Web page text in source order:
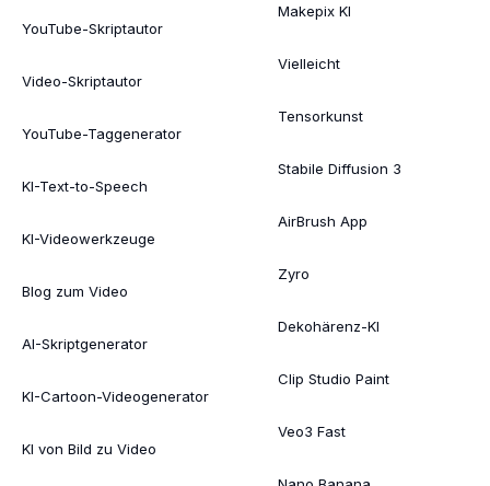
YouTube-Skriptautor
Video-Skriptautor
YouTube-Taggenerator
KI-Text-to-Speech
KI-Videowerkzeuge
Blog zum Video
AI-Skriptgenerator
KI-Cartoon-Videogenerator
KI von Bild zu Video
Makepix KI
Vielleicht
Tensorkunst
Stabile Diffusion 3
AirBrush App
Zyro
Dekohärenz-KI
Clip Studio Paint
Veo3 Fast